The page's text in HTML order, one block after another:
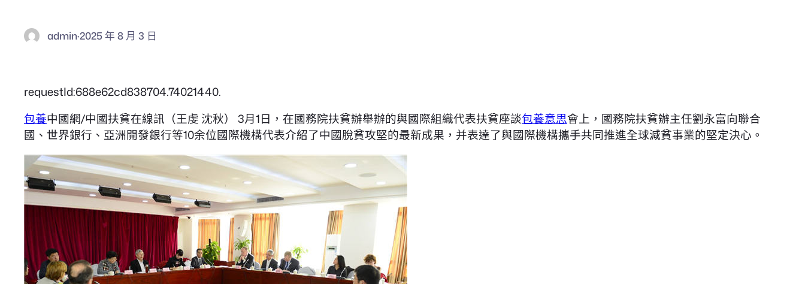
admin·2025 年 8 月 3 日
requestId:688e62cd838704.74021440.
包養中國網/中國扶貧在線訊（王虔 沈秋） 3月1日，在國務院扶貧辦舉辦的與國際組織代表扶貧座談包養意思會上，國務院扶貧辦主任劉永富向聯合
國、世界銀行、亞洲開發銀行等10余位國際機構代表介紹了中國脫貧攻堅的最新成果，并表達了與國際機構攜手共同推進全球減貧事業的堅定決心。